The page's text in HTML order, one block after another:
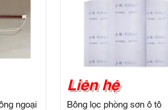
ngoại
Liên hệ
Bông lọc phòng sơn ô tô